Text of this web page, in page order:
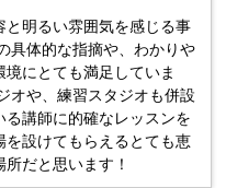
明るい雰囲気を感じる事
具体的な指摘や、わかりや
にとても満足していま
オや、練習スタジオも併設
る講師に的確なレッスンを
設けてもらえるとても恵
だと思います！